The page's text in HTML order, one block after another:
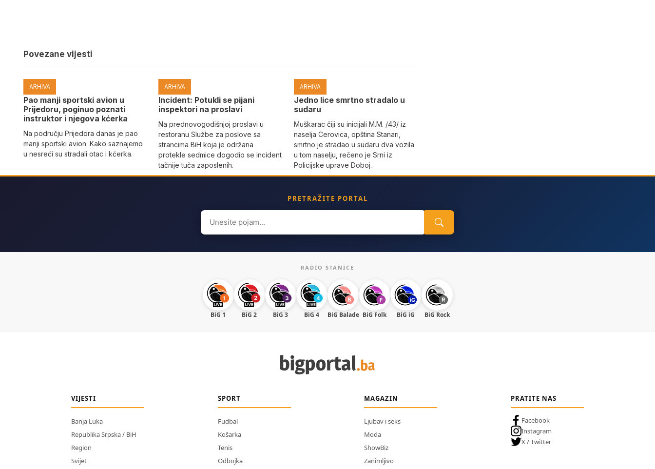
Povezane vijesti
ARHIVA
Pao manji sportski avion u
Prijedoru, poginuo poznati
instruktor i njegova kćerka
Na području Prijedora danas je pao
manji sportski avion. Kako saznajemo
u nesreći su stradali otac i kćerka.
ARHIVA
Incident: Potukli se pijani
inspektori na proslavi
Na prednovogodišnjoj proslavi u
restoranu Službe za poslove sa
strancima BiH koja je održana
protekle sedmice dogodio se incident
tačnije tuča zaposlenih.
ARHIVA
Јedno lice smrtno stradalo u
sudaru
Muškarac čiji su inicijali M.M. /43/ iz
naselja Cerovica, opština Stanari,
smrtno je stradao u sudaru dva vozila
u tom naselju, rečeno je Srni iz
Policijske uprave Doboj.
PRETRAŽITE PORTAL
Search
for:
RADIO STANICE
BiG 1 BiG 2 BiG 3 BiG 4 BiG Balade BiG Folk BiG iG BiG Rock
VIJESTI
Banja Luka
Republika Srpska / BiH
Region
Svijet
SPORT
Fudbal
Košarka
Tenis
Odbojka
MAGAZIN
Ljubav i seks
Moda
ShowBiz
Zanimljivo
PRATITE NAS
Facebook
Instagram
X / Twitter